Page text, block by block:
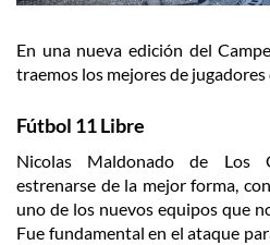
En una nueva edición del
traemos los mejores de jugadores
Fútbol 11 Libre
Nicolas Maldonado de Los
estrenarse de la mejor forma,
uno de los nuevos equipos que
Fue fundamental en el ataque